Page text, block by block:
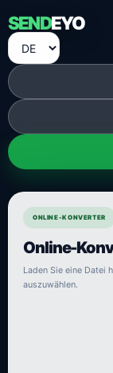
SENDEYO
ONLINE-KONVERTER
Online-
Laden Sie eine Datei
auszuwählen.